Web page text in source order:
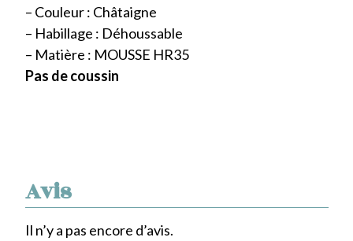
Avis
Il n’y a pas encore d’avis.
– Couleur : Châtaigne
– Habillage : Déhoussable
– Matière : MOUSSE HR35
Pas de coussin